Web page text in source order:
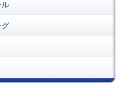
ル
グ